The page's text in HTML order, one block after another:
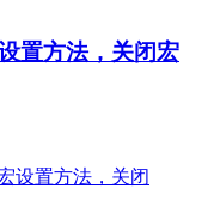
置方法，关闭宏